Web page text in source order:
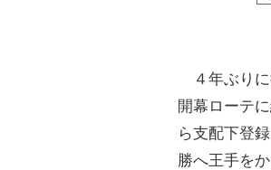
４年ぶりに
開幕ローテ
ら支配下登
勝へ王手を